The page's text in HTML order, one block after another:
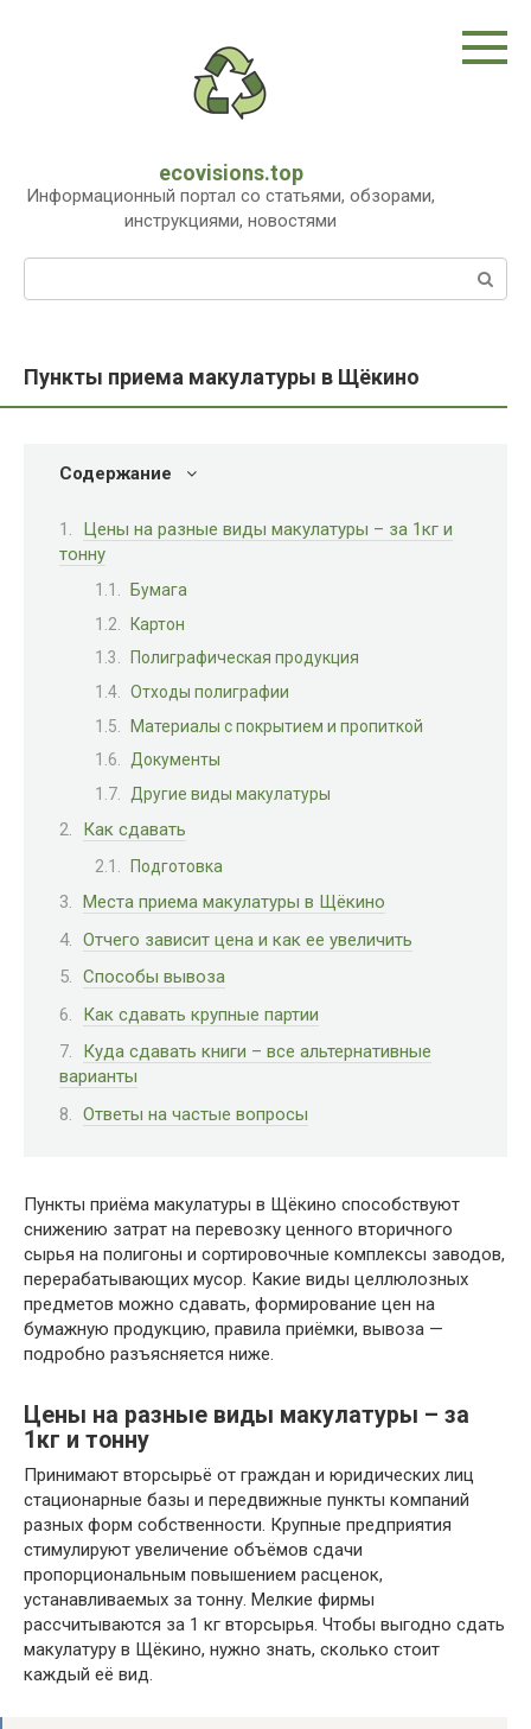
ecovisions.top
Информационный портал со статьями, обзорами,
инструкциями, новостями
Пункты приема макулатуры в Щёкино
Содержание
Цены на разные виды макулатуры – за 1кг и
тонну
Бумага
Картон
Полиграфическая продукция
Отходы полиграфии
Материалы с покрытием и пропиткой
Документы
Другие виды макулатуры
Как сдавать
Подготовка
Места приема макулатуры в Щёкино
Отчего зависит цена и как ее увеличить
Способы вывоза
Как сдавать крупные партии
Куда сдавать книги – все альтернативные
варианты
Ответы на частые вопросы
Пункты приёма макулатуры в Щёкино способствуют
снижению затрат на перевозку ценного вторичного
сырья на полигоны и сортировочные комплексы заводов,
перерабатывающих мусор. Какие виды целлюлозных
предметов можно сдавать, формирование цен на
бумажную продукцию, правила приёмки, вывоза —
подробно разъясняется ниже.
Цены на разные виды макулатуры – за
1кг и тонну
Принимают вторсырьё от граждан и юридических лиц
стационарные базы и передвижные пункты компаний
разных форм собственности. Крупные предприятия
стимулируют увеличение объёмов сдачи
пропорциональным повышением расценок,
устанавливаемых за тонну. Мелкие фирмы
рассчитываются за 1 кг вторсырья. Чтобы выгодно сдать
макулатуру в Щёкино, нужно знать, сколько стоит
каждый её вид.